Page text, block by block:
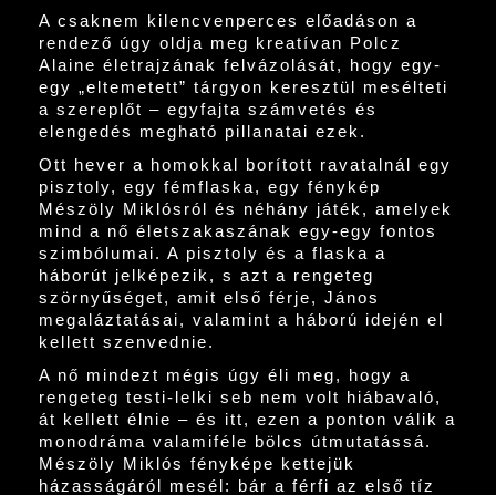
A csaknem kilencvenperces előadáson a
rendező úgy oldja meg kreatívan Polcz
Alaine életrajzának felvázolását, hogy egy-
egy „eltemetett” tárgyon keresztül mesélteti
a szereplőt – egyfajta számvetés és
elengedés megható pillanatai ezek.
Ott hever a homokkal borított ravatalnál egy
pisztoly, egy fémflaska, egy fénykép
Mészöly Miklósról és néhány játék, amelyek
mind a nő életszakaszának egy-egy fontos
szimbólumai. A pisztoly és a flaska a
háborút jelképezik, s azt a rengeteg
szörnyűséget, amit első férje, János
megaláztatásai, valamint a háború idején el
kellett szenvednie.
A nő mindezt mégis úgy éli meg, hogy a
rengeteg testi-lelki seb nem volt hiábavaló,
át kellett élnie – és itt, ezen a ponton válik a
monodráma valamiféle bölcs útmutatássá.
Mészöly Miklós fényképe kettejük
házasságáról mesél: bár a férfi az első tíz